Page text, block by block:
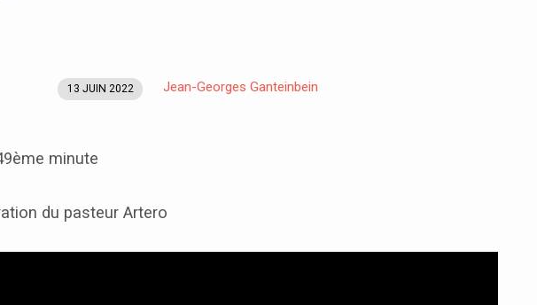
13 JUIN 2022 Jean-Georges Ganteinbein
minute
du pasteur Artero